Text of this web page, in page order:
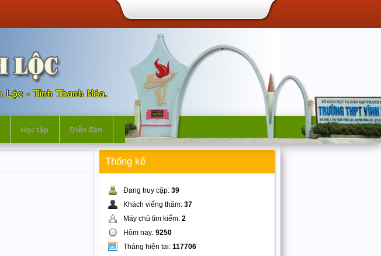
Học tập Diễn đàn
Thống kê
Đang truy cập: 39
Khách viếng thăm: 37
Máy chủ tìm kiếm: 2
Hôm nay: 9250
Tháng hiện tại: 117706